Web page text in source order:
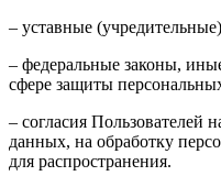
– уставные
– федеральные законы,
сфере защиты
– согласия Пользователей
данных, на обработку
для распространения.